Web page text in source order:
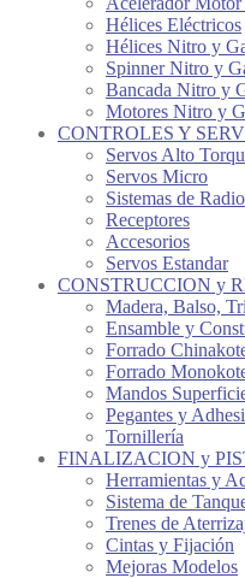
Hélices Eléctricos
Hélices Nitro y
Spinner Nitro y
Bancada Nitro y
Motores Nitro y
CONTROLES Y
Servos Alto
Servos Micro
Sistemas de Radio
Receptores
Accesorios
Servos Estandar
CONSTRUCCION y
Madera, Balso,
Ensamble y
Forrado
Forrado
Mandos
Pegantes y
Tornillería
FINALIZACION y
Herramientas y
Sistema de
Trenes de
Cintas y Fijación
Mejoras Modelos